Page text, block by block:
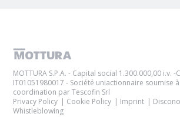
MOTTURA S.P.A. - Capital social 1.300.000,00 i.v.
IT01051980017 - Société uniactionnaire soumise
coordination par Tescofin Srl
Privacy Policy
Cookie Policy Imprint
Whistleblowing